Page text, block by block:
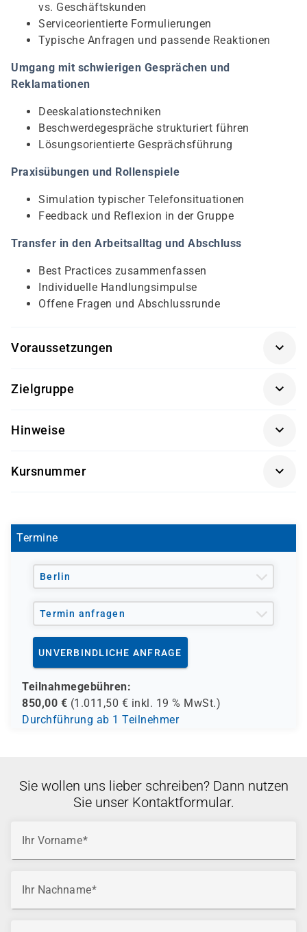
vs. Geschäftskunden
Serviceorientierte Formulierungen
Typische Anfragen und passende Reaktionen
Umgang mit schwierigen Gesprächen und
Reklamationen
Deeskalationstechniken
Beschwerdegespräche strukturiert führen
Lösungsorientierte Gesprächsführung
Praxisübungen und Rollenspiele
Simulation typischer Telefonsituationen
Feedback und Reflexion in der Gruppe
Transfer in den Arbeitsalltag und Abschluss
Best Practices zusammenfassen
Individuelle Handlungsimpulse
Offene Fragen und Abschlussrunde
Voraussetzungen
Die Teilnehmenden sollten telefonischen
kennen und bereit sein, aktiv an Übungen und
Rollenspielen teilzunehmen.
Zielgruppe
Kundenservice, Vertriebsinnendienst und in der
Endverbrauchern oder Geschäftskunden haben.
Hinweise
Kursnummer
Termine
Berlin
Termin anfragen
UNVERBINDLICHE ANFRAGE
Teilnahmegebühren:
850,00 € (1.011,50 € inkl. 19 % MwSt.)
Durchführung ab 1 Teilnehmer
Sie wollen uns lieber schreiben? Dann nutzen
Sie unser Kontaktformular.
Ihr Vorname
Ihr Nachname